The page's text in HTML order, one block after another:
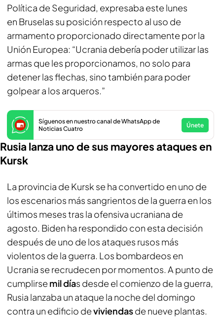
Política de Seguridad, expresaba este lunes
en Bruselas su posición respecto al uso de
armamento proporcionado directamente por la
Unión Europea: “Ucrania debería poder utilizar las
armas que les proporcionamos, no solo para
detener las flechas, sino también para poder
golpear a los arqueros.”
Síguenos en nuestro canal de WhatsApp de
Noticias Cuatro
Únete
Rusia lanza uno de sus mayores ataques en
Kursk
La provincia de Kursk se ha convertido en uno de
los escenarios más sangrientos de la guerra en los
últimos meses tras la ofensiva ucraniana de
agosto. Biden ha respondido con esta decisión
después de uno de los ataques rusos más
violentos de la guerra. Los bombardeos en
Ucrania se recrudecen por momentos. A punto de
cumplirse mil días desde el comienzo de la guerra,
Rusia lanzaba un ataque la noche del domingo
contra un edificio deviviendasde nueve plantas.